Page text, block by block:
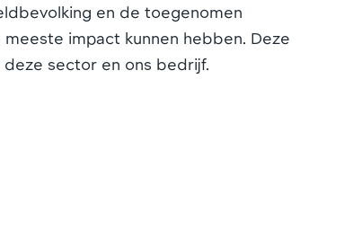
en de toegenomen
impact kunnen hebben. Deze
sector en ons bedrijf.